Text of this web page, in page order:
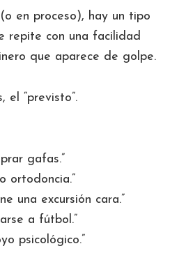
en proceso), hay un tipo
repite con una facilidad
que aparece de golpe.
el “previsto”.
gafas.”
ortodoncia.”
una excursión cara.”
a fútbol.”
psicológico.”